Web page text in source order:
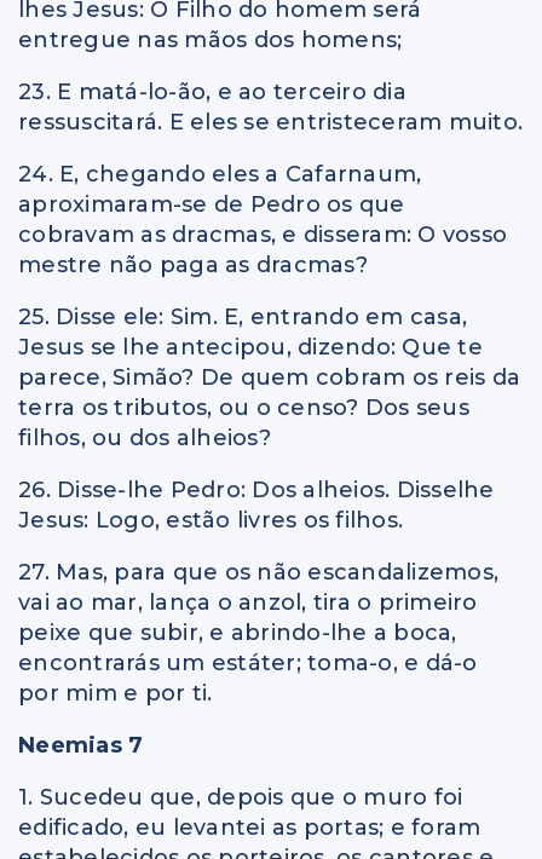
lhes Jesus: O Filho do homem será
entregue nas mãos dos homens;
23. E matá-lo-ão, e ao terceiro dia
ressuscitará. E eles se entristeceram muito.
24. E, chegando eles a Cafarnaum,
aproximaram-se de Pedro os que
cobravam as dracmas, e disseram: O vosso
mestre não paga as dracmas?
25. Disse ele: Sim. E, entrando em casa,
Jesus se lhe antecipou, dizendo: Que te
parece, Simão? De quem cobram os reis da
terra os tributos, ou o censo? Dos seus
filhos, ou dos alheios?
26. Disse-lhe Pedro: Dos alheios. Disselhe
Jesus: Logo, estão livres os filhos.
27. Mas, para que os não escandalizemos,
vai ao mar, lança o anzol, tira o primeiro
peixe que subir, e abrindo-lhe a boca,
encontrarás um estáter; toma-o, e dá-o
por mim e por ti.
Neemias 7
1. Sucedeu que, depois que o muro foi
edificado, eu levantei as portas; e foram